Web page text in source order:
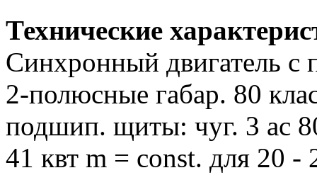
Технические
Синхронный двигатель с
2-полюсные габар. 80
подшип. щиты: чуг. 3 ac
41 квт m = const. для 20 -